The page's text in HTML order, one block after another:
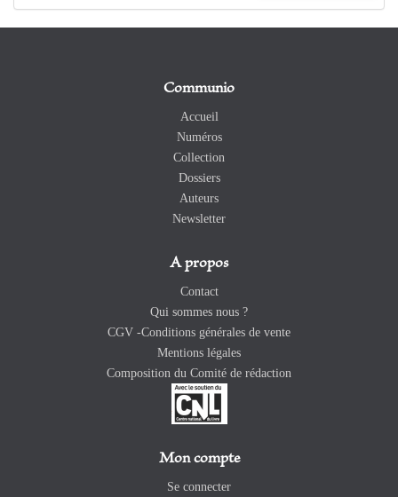
Communio
Accueil
Numéros
Collection
Dossiers
Auteurs
Newsletter
A propos
Contact
Qui sommes nous ?
CGV -Conditions générales de vente
Mentions légales
Composition du Comité de rédaction
Mon compte
Se connecter